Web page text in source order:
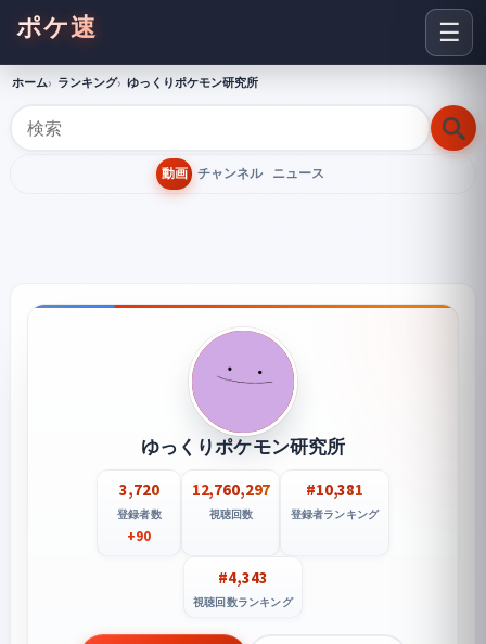
☰
ポケ速
ホーム ランキング ゆっくりポケモン研究所
動画 チャンネル ニュース
ゆっくりポケモン研究所
3,720
登録者数
+90
12,760,297
視聴回数
#10,381
登録者ランキング
#4,343
視聴回数ランキング